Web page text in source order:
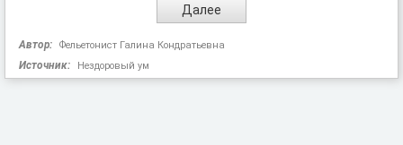
Автор: Фельетонист Галина Кондратьевна
Источник: Нездоровый ум